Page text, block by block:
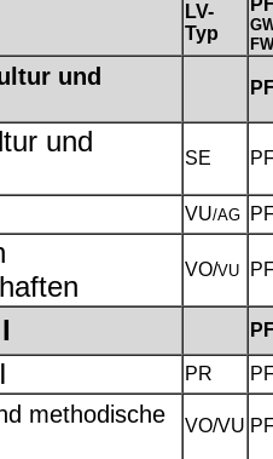
LV-
Typ
und
und
SE
VU/AG
VO/VU
PR
methodische
VO/VU